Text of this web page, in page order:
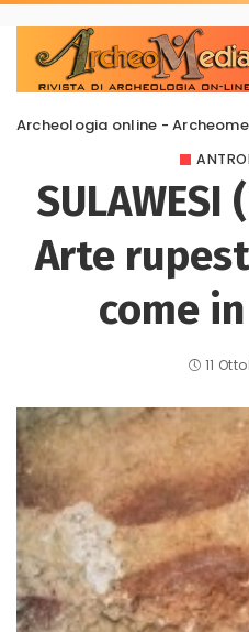
Archeologia online -
Arte
come
11